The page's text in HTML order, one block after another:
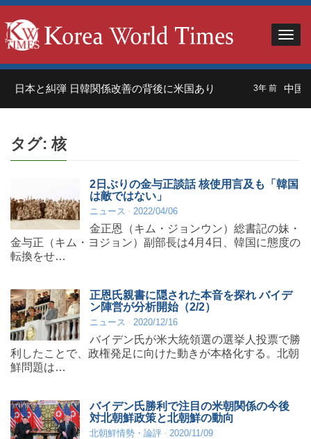
日本と糾弾 日韓関係改善の背後に米国あり 3年 前 中国人
タグ: 核
2日ぶりの金与正談話 核使用言及も「韓国
は敵ではない」
ニュース 2022/04/06
金正恩（キム・ジョンウン）総書記の妹・
金与正（キム・ヨジョン）副部長は4月4日、韓国に態度の
転換をせ…
正恩氏親書に隠された本音を探れ バイデ
ン陣営が分析開始（2/2）
ニュース 2020/12/16
バイデン氏が米大統領選の選挙人投票で勝
利したことで、政権発足に向けた動きが本格化する。北朝
鮮問題は…
バイデン氏勝利で注目の米朝関係の今後
対北朝鮮政策と北朝鮮の動向
北朝鮮情勢・論評 2020/11/09